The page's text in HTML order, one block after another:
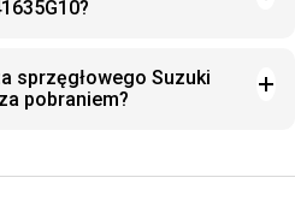
sprzęgłowego Suzuki
pobraniem?